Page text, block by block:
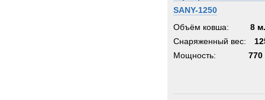
SANY-1250
Объём ковша:
8
Снаряженный вес:
Мощность:
770